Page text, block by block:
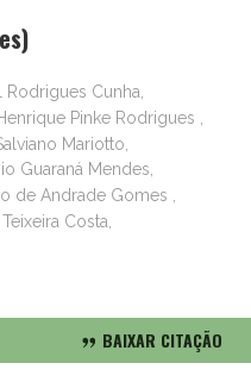
Rodrigues Cunha,
Henrique Pinke Rodrigues ,
Mariotto,
Guaraná Mendes,
de Andrade Gomes ,
Teixeira Costa,
BAIXAR CITAÇÃO